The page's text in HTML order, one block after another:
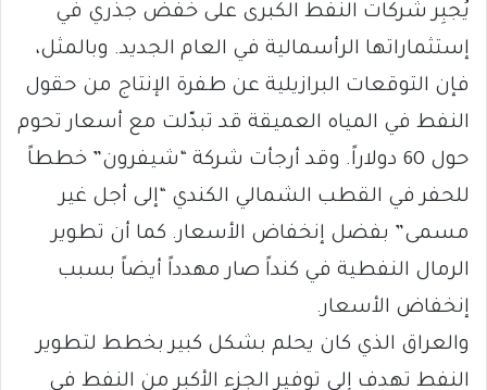
يُجبِر شركات النفط الكبرى على خفض جذري في
إستثماراتها الرأسمالية في العام الجديد. وبالمثل،
فإن التوقعات البرازيلية عن طفرة الإنتاج من حقول
النفط في المياه العميقة قد تبدّلت مع أسعار تحوم
حول 60 دولاراً. وقد أرجأت شركة “شيفرون” خططاً
للحفر في القطب الشمالي الكندي “إلى أجل غير
مسمى” بفضل إنخفاض الأسعار. كما أن تطوير
الرمال النفطية في كنداً صار مهدداً أيضاً بسبب
إنخفاض الأسعار.
والعراق الذي كان يحلم بشكل كبير بخطط لتطوير
النفط تهدف إلى توفير الجزء الأكبر من النفط في